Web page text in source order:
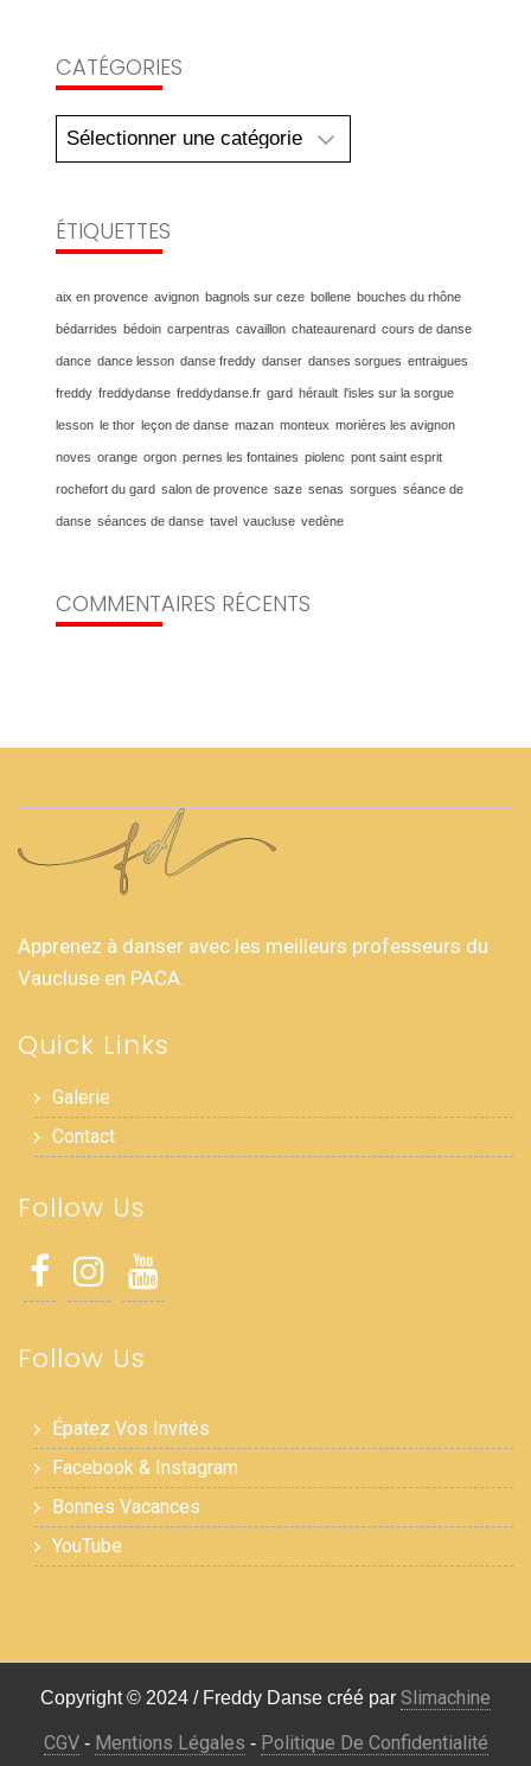
CATÉGORIES
Catégories
ÉTIQUETTES
aix en provence avignon bagnols sur ceze bollene bouches du rhône
bédarrides bédoin carpentras cavaillon chateaurenard cours de danse
dance dance lesson danse freddy danser danses sorgues entraigues
freddy freddydanse freddydanse.fr gard hérault l'isles sur la sorgue
lesson le thor leçon de danse mazan monteux morières les avignon
noves orange orgon pernes les fontaines piolenc pont saint esprit
rochefort du gard salon de provence saze senas sorgues séance de
danse séances de danse tavel vaucluse vedène
COMMENTAIRES RÉCENTS
Apprenez à danser avec les meilleurs professeurs du
Vaucluse en PACA.
Quick Links
Galerie
Contact
Follow Us
Follow Us
Épatez Vos Invités
Facebook & Instagram
Bonnes Vacances
YouTube
Copyright © 2024 / Freddy Danse créé par Slimachine
CGV- Mentions Légales - Politique De Confidentialité